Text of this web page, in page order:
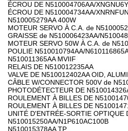
ÉCROU DE N510004706AA/
ÉCROU DE N510004734AA/
N510005279AA 400W
MOTEUR SERVO À C.A. de
GRAISSE de N510006423AA/
MOTEUR SERVO 50W À C.A. de
POULIE N510010794AA/
N510011365AA MVIIF
RELAIS DE N510012235AA
VALVE DE N510012402AA OID,
CÂBLE W/CONNECTOR 500V de
PHOTODÉTECTEUR DE
ROULEMENT À BILLES DE
ROULEMENT À BILLES DE
UNITÉ D'ENTRÉE-SORTIE OPTIQUE
N510015250AA/N1P610AC100B
N510015378AA TP